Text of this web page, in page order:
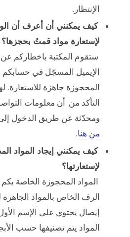
الإنتظار.
كيف يمكنني أن أعرف أن
لإستعارة مواد قمتُ بحجزها؟
ستقوم المكتبة باخطاركم
الإيميل المسجّل في حسابكم
المحجوزة جاهزة للاستعارة.
التأكد من أن معلومات
ومحدّثة عن طريق الدخول
من هنا.
كيف يمكنني إيجاد المواد
لإستعارتها؟
المواد المحجوزة الخاصة
الرف الخاص بالمواد الجاهزة
إيصال يحتوي على الإسم
المواد يتم تصنيفها حسب